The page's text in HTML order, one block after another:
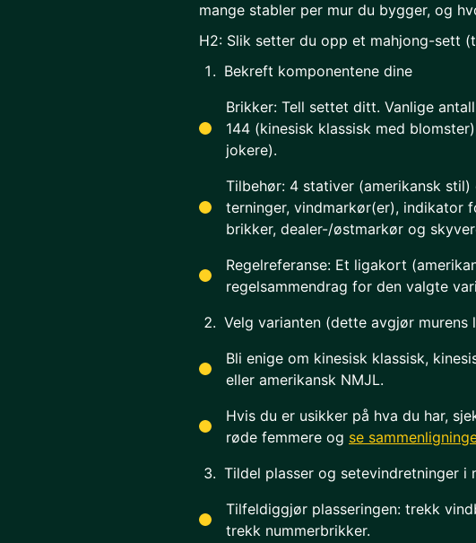
mange stabler per mur du bygger, og
H2: Slik setter du opp et mahjong-sett
Bekreft komponentene dine
Brikker: Tell settet ditt. Vanlige
144 (kinesisk klassisk med
jokere).
Tilbehør: 4 stativer (amerikansk
terninger, vindmarkør(er), indikator
brikker, dealer-/østmarkør og
Regelreferanse: Et ligakort
regelsammendrag for den valgte
Velg varianten (dette avgjør murens
Bli enige om kinesisk klassisk,
eller amerikansk NMJL.
Hvis du er usikker på hva du har,
røde femmere og se
Tildel plasser og setevindretninger i
Tilfeldiggjør plasseringen: trekk
trekk nummerbrikker.